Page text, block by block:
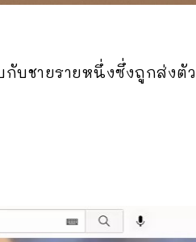
กับชายรายหนึ่งซึ่งถูกส่งตัว